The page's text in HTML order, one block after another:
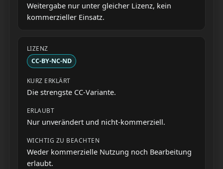
Weitergabe nur unter gleicher Lizenz, kein
kommerzieller Einsatz.
CC-BY-NC-ND
Die strengste CC-Variante.
Nur unverändert und nicht-kommerziell.
Weder kommerzielle Nutzung noch Bearbeitung
erlaubt.